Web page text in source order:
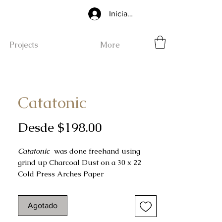
Iniciar sesión
Projects More
Catatonic
Desde $198.00
oferta
Catatonic was done freehand using
grind up Charcoal Dust on a 30 x 22
Cold Press Arches Paper
Agotado